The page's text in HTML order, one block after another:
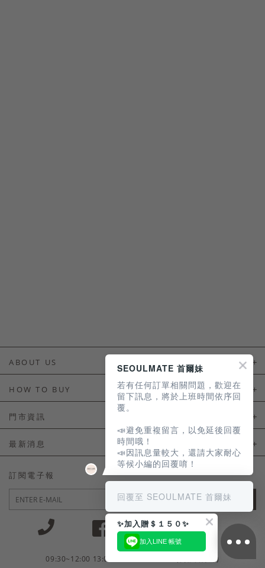
ABOUT US
HOW TO BUY
如何購買
會員常見問題
訂單常見問題
商品售後服務
電子發票
門市資訊
門市資訊
最新消息
LINE官方會員活動
訂閱電子報
JOIN
09:30~12:00 13:00~18:30 / Mon - Fri(例假日除外)
SEOULMATE 首爾妹
若有任何訂單相關問題，歡迎在
留下訊息，將於上班時間依序回
覆。
📣避免重複留言，以免延後回覆
時間哦！
📣因訊息量較大，還請大家耐心
等候小編的回覆唷！
回覆至 SEOULMATE 首爾妹
✨加入贈＄１５０✨
加入LINE 帳號